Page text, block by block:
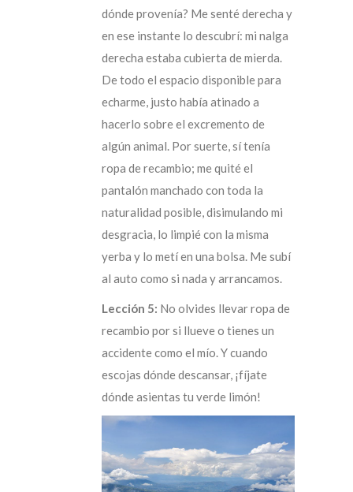
dónde provenía? Me senté derecha y
en ese instante lo descubrí: mi nalga
derecha estaba cubierta de mierda.
De todo el espacio disponible para
echarme, justo había atinado a
hacerlo sobre el excremento de
algún animal. Por suerte, sí tenía
ropa de recambio; me quité el
pantalón manchado con toda la
naturalidad posible, disimulando mi
desgracia, lo limpié con la misma
yerba y lo metí en una bolsa. Me subí
al auto como si nada y arrancamos.
Lección 5: No olvides llevar ropa de
recambio por si llueve o tienes un
accidente como el mío. Y cuando
escojas dónde descansar, ¡fíjate
dónde asientas tu verde limón!